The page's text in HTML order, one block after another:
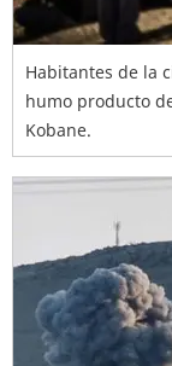
Habitantes de la
humo producto
Kobane.